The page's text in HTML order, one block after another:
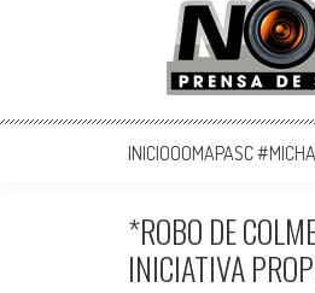
La Nota
Noticias del día
INICIOOOMAPASC
*ROBO DE
INICIATIVA